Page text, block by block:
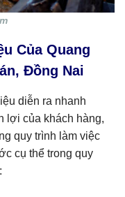
Của Quang
Đồng Nai
diễn ra nhanh
lợi của khách hàng,
quy trình làm việc
cụ thể trong quy